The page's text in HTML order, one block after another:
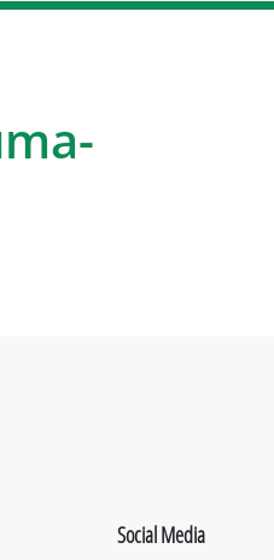
Social Media